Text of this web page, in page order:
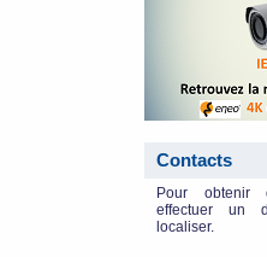
Contacts
Pour obtenir
effectuer un
localiser.